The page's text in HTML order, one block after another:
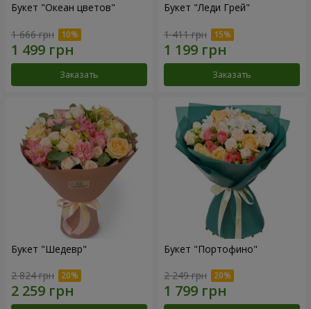
Букет "Океан цветов"
1 666 грн
Заказать
Букет "Леди Грей"
1 411 грн
Заказать
Букет "Шедевр"
2 824 грн
Букет "Портофино"
2 249 грн